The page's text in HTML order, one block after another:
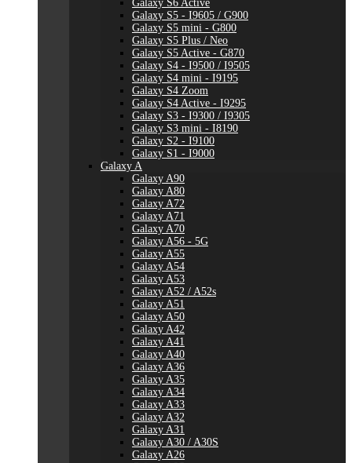
Galaxy S6 Active
Galaxy S5 - I9605 / G900
Galaxy S5 mini - G800
Galaxy S5 Plus / Neo
Galaxy S5 Active - G870
Galaxy S4 - I9500 / I9505
Galaxy S4 mini - I9195
Galaxy S4 Zoom
Galaxy S4 Active - I9295
Galaxy S3 - I9300 / I9305
Galaxy S3 mini - I8190
Galaxy S2 - I9100
Galaxy S1 - I9000
Galaxy A
Galaxy A90
Galaxy A80
Galaxy A72
Galaxy A71
Galaxy A70
Galaxy A56 - 5G
Galaxy A55
Galaxy A54
Galaxy A53
Galaxy A52 / A52s
Galaxy A51
Galaxy A50
Galaxy A42
Galaxy A41
Galaxy A40
Galaxy A36
Galaxy A35
Galaxy A34
Galaxy A33
Galaxy A32
Galaxy A31
Galaxy A30 / A30S
Galaxy A26